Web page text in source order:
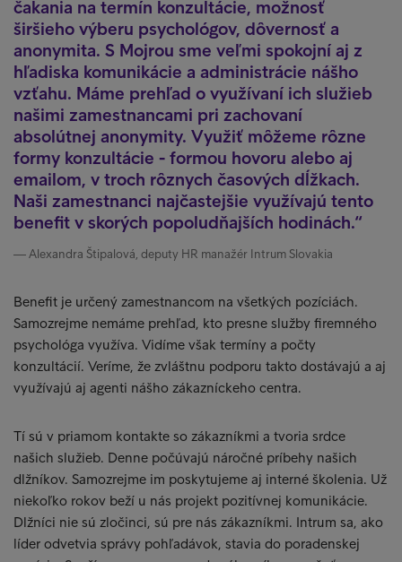
čakania na termín konzultácie, možnosť
širšieho výberu psychológov, dôvernosť a
anonymita. S Mojrou sme veľmi spokojní aj z
hľadiska komunikácie a administrácie nášho
vzťahu. Máme prehľad o využívaní ich služieb
našimi zamestnancami pri zachovaní
absolútnej anonymity. Využiť môžeme rôzne
formy konzultácie - formou hovoru alebo aj
emailom, v troch rôznych časových dĺžkach.
Naši zamestnanci najčastejšie využívajú tento
benefit v skorých popoludňajších hodinách.
Alexandra Štipalová, deputy HR manažér Intrum Slovakia
Benefit je určený zamestnancom na všetkých pozíciách.
Samozrejme nemáme prehľad, kto presne služby firemného
psychológa využíva. Vidíme však termíny a počty
konzultácií. Veríme, že zvláštnu podporu takto dostávajú a aj
využívajú aj agenti nášho zákazníckeho centra.
Tí sú v priamom kontakte so zákazníkmi a tvoria srdce
našich služieb. Denne počúvajú náročné príbehy našich
dlžníkov. Samozrejme im poskytujeme aj interné školenia. Už
niekoľko rokov beží u nás projekt pozitívnej komunikácie.
Dlžníci nie sú zločinci, sú pre nás zákazníkmi. Intrum sa, ako
líder odvetvia správy pohľadávok, stavia do poradenskej